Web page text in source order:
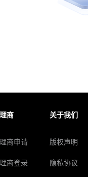
商
商申请
商登录
关于我们
版权声明
隐私协议